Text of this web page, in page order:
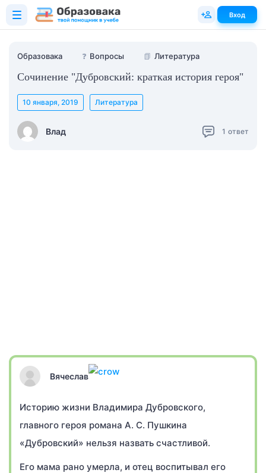
Образовака ❓ Вопросы 📗 Литература
Сочинение "Дубровский: краткая история героя"
Влад
10 января, 2019 Литература
1 ответ
Вячеслав
Историю жизни Владимира Дубровского,
главного героя романа А. С. Пушкина
«Дубровский» нельзя назвать счастливой.
Его мама рано умерла, и отец воспитывал его
Вход